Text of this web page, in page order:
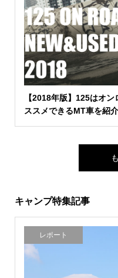
【2018年版】125はオ
ススメできるMT車を紹介
キャンプ特集記事
レポート